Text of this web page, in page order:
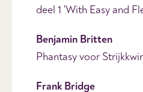
deel 1 'With Easy and
Benjamin Britten
Phantasy voor
Frank Bridge